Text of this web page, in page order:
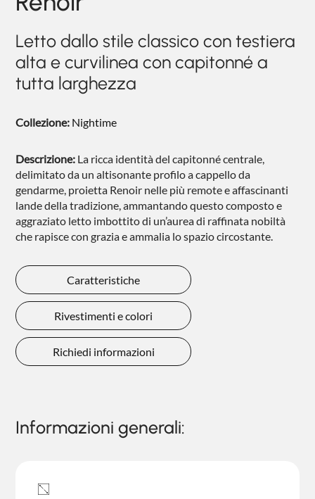
NIGHTBLOOM
NIGHTIME
GOODNIGHT
COMPLEMENTI
POLTRONCINE
Letto dallo stile classico con testiera
alta e curvilinea con capitonné a
tutta larghezza
Collezione: Nightime
Descrizione: La ricca identità del capitonné centrale,
delimitato da un altisonante profilo a cappello da
gendarme, proietta Renoir nelle più remote e affascinanti
lande della tradizione, ammantando questo composto e
aggraziato letto imbottito di un’aurea di raffinata nobiltà
che rapisce con grazia e ammalia lo spazio circostante.
Caratteristiche
Rivestimenti e colori
Richiedi informazioni
Informazioni generali: